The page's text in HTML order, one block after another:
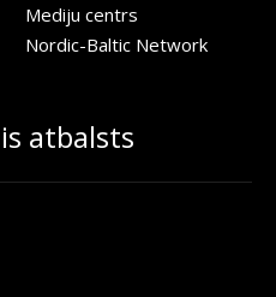
Mediju centrs
Nordic-Baltic Network
atbalsts